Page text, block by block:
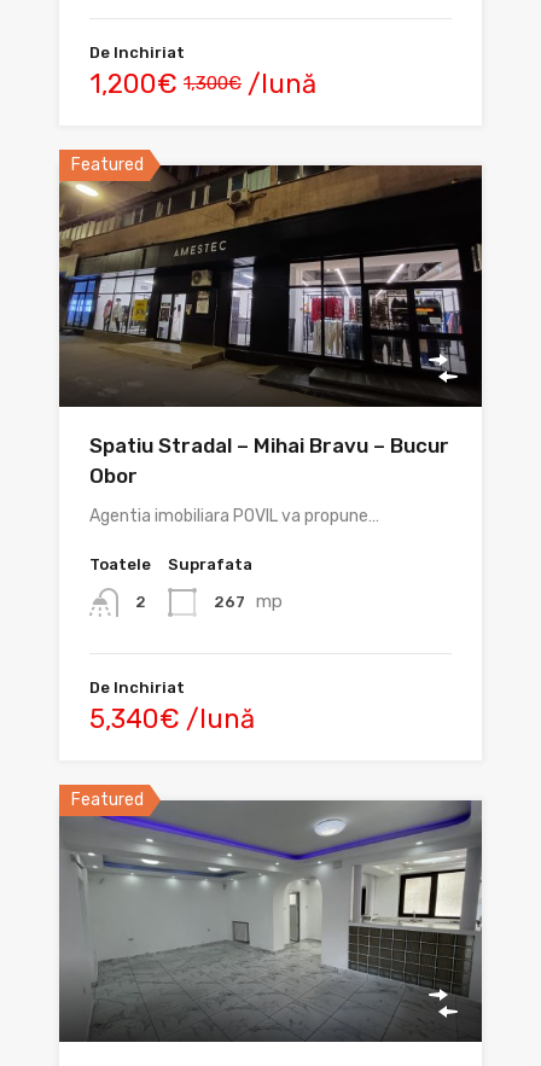
De Inchiriat
1,200€ 1,300€ /lună
Featured
Spatiu Stradal – Mihai Bravu – Bucur
Obor
Agentia imobiliara POVIL va propune…
Toatele
2
Suprafata
267 mp
De Inchiriat
5,340€ /lună
Featured